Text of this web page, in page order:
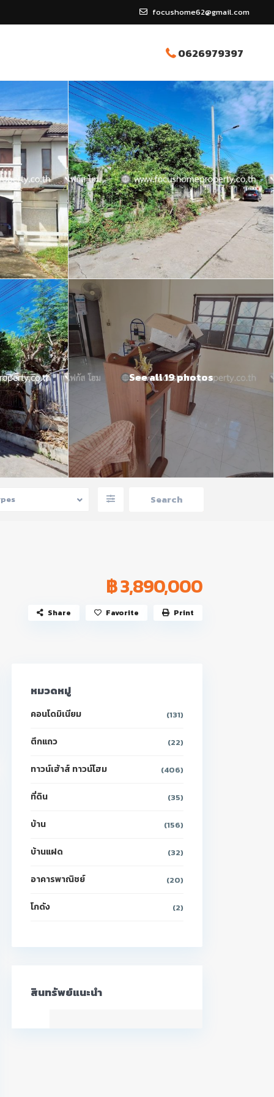
focushome62@gmail.com
0626979397
See all 19 photos
฿ 3,890,000
Share Favorite Print
หมวดหมู่
คอนโดมิเนียม (131)
ตึกแถว (22)
ทาวน์เฮ้าส์ ทาวน์โฮม (406)
ที่ดิน (35)
บ้าน (156)
บ้านแฝด (32)
อาคารพาณิชย์ (20)
โกดัง (2)
สินทรัพย์แนะนำ